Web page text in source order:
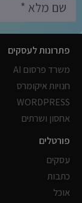
פתרונות לעסקים
משרד פרסום AI
חנויות איקומרס
WORDPRESS
אחסון ושרתים
פורטלים
עסקים
כתבות
אוכל